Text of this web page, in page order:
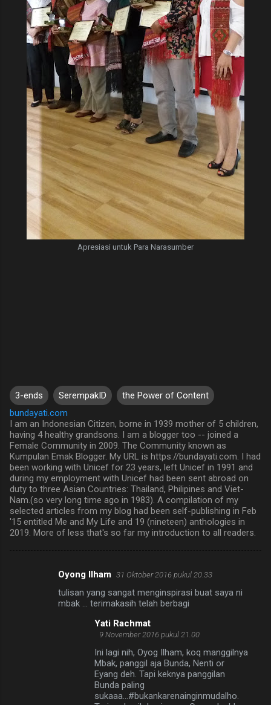
Apresiasi untuk Para Narasumber
3-ends SerempakID
the Power of Content
bundayati.com
I am an Indonesian Citizen, borne in 1939 mother of 5 children,
having 4 healthy grandsons. I am a blogger too -- joined a
Female Community in 2009. The Community known as
Kumpulan Emak Blogger. My URL is https://bundayati.com. I had
been working with Unicef for 23 years, left Unicef in 1991 and
during my employment with Unicef had been sent abroad on
duty to three Asian Countries: Thailand, Philipines and Viet-
Nam.(so very long time ago in 1983). A compilation of my
selected articles from my blog had been self-publishing in Feb
'15 entitled Me and My Life and 19 (nineteen) anthologies in
2019. More of less that's so far my introduction to all readers.
Oyong Ilham 31 Oktober 2016 pukul 20.33
tulisan yang sangat menginspirasi buat saya ni
mbak ... terimakasih telah berbagi
Yati Rachmat
9 November 2016 pukul 21.00
Ini lagi nih, Oyog Ilham, koq manggilnya
Mbak, panggil aja Bunda, Nenti or
Eyang deh. Tapi keknya panggilan
Bunda paling
sukaaa...#bukankarenainginmudalho.